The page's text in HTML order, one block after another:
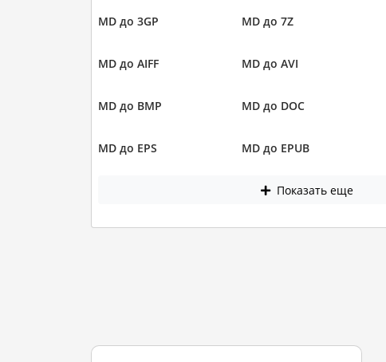
MD до 3GP MD до 7Z
MD до AIFF MD до AVI
MD до BMP MD до DOC
MD до EPS MD до EPUB
Показать еще